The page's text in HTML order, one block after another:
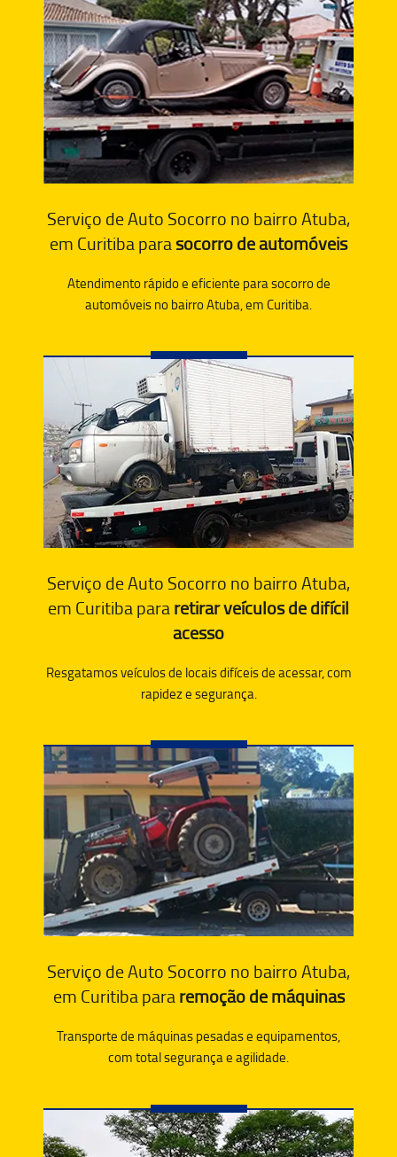
Serviço de Auto Socorro no bairro Atuba,
em Curitiba parasocorro de automóveis
Atendimento rápido e eficiente para socorro de
automóveis no bairro Atuba, em Curitiba.
Serviço de Auto Socorro no bairro Atuba,
em Curitiba pararetirar veículos de difícil
acesso
Resgatamos veículos de locais difíceis de acessar, com
rapidez e segurança.
Serviço de Auto Socorro no bairro Atuba,
em Curitiba pararemoção de máquinas
Transporte de máquinas pesadas e equipamentos,
com total segurança e agilidade.